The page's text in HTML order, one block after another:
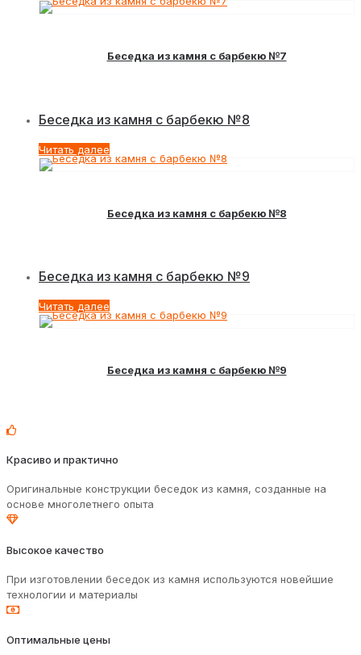
Беседка из камня с барбекю №7
Беседка из камня с барбекю №8
Читать далее
Беседка из камня с барбекю №8
Беседка из камня с барбекю №9
Читать далее
Беседка из камня с барбекю №9
Красиво и практично
Оригинальные конструкции беседок из камня, созданные на
основе многолетнего опыта
Высокое качество
При изготовлении беседок из камня используются новейшие
технологии и материалы
Оптимальные цены